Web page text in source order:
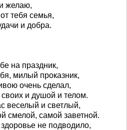
желаю,
тебя семья,
и добра.
на праздник,
милый проказник,
очень сделал,
и душой и телом.
веселый и светлый,
смелой, самой заветной.
не подводило,